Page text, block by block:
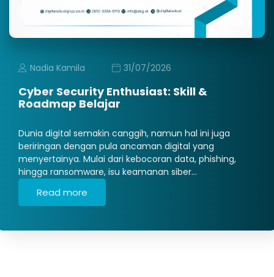
Nadia Kamila 31/07/2026
Cyber Security Enthusiast: Skill &
Roadmap Belajar
Dunia digital semakin canggih, namun hal ini juga
beriringan dengan pula ancaman digital yang
menyertainya. Mulai dari kebocoran data, phishing,
hingga ransomware, isu keamanan siber…
Read more